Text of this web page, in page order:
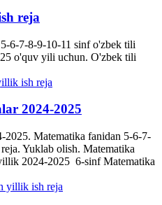
reja
6-7-8-9-10-11 sinf o'zbek tili
o'quv yili uchun. O'zbek tili
2024-2025
Matematika fanidan 5-6-7-
Yuklab olish. Matematika
2024-2025 6-sinf Matematika